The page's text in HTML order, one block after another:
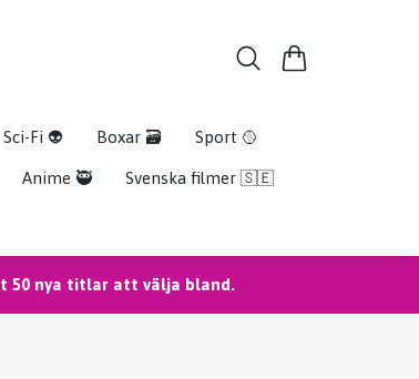
Sci-Fi 👽 Boxar 🗃️ Sport 🥎
Anime 🥷 Svenska filmer 🇸🇪
50 nya titlar att välja bland.